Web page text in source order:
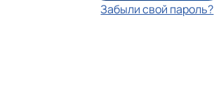
Забыли свой пароль?